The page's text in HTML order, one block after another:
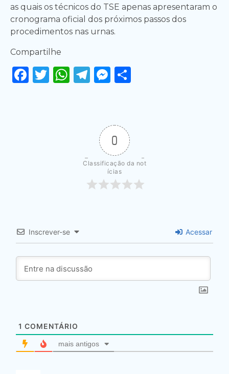
as quais os técnicos do TSE apenas apresentaram o
cronograma oficial dos próximos passos dos
procedimentos nas urnas.
Compartilhe
Facebook
Twitter
WhatsApp
Telegram
Messenger
0
Classificação da not
ícias
Inscrever-se Acessar
1 COMENTÁRIO
mais antigos